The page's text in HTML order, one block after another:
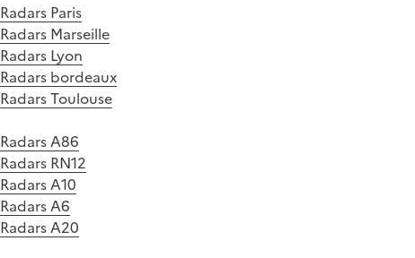
Radars Paris
Radars Marseille
Radars Lyon
Radars bordeaux
Radars Toulouse
Radars A86
Radars RN12
Radars A10
Radars A6
Radars A20